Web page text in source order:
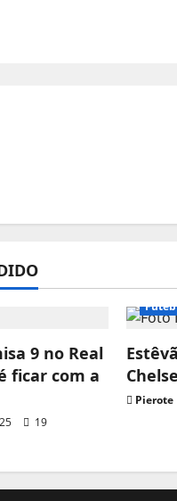
9 no Real
ficar com a
19
Pierote